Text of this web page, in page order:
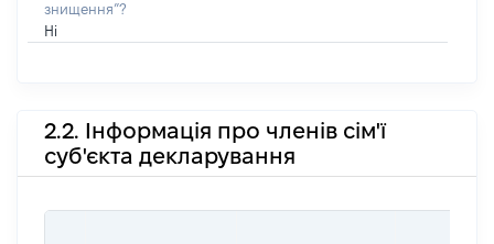
знищення”?
Ні
2.2. Інформація про членів сім'ї
суб'єкта декларування